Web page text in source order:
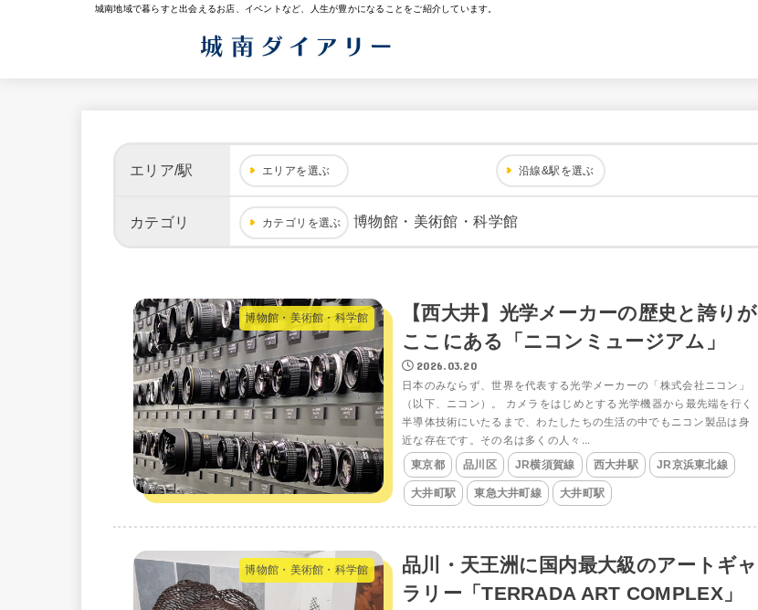
城南地域で暮らすと出会えるお店、イベントなど、人生が豊かになることをご紹介しています。
エリア/駅 エリアを選ぶ 沿線&駅を選ぶ
カテゴリ カテゴリを選ぶ 博物館・美術館・科学館
博物館・美術館・科学館
【西大井】光学メーカーの歴史と誇りが
ここにある「ニコンミュージアム」
2026.03.20
日本のみならず、世界を代表する光学メーカーの「株式会社ニコン」
（以下、ニコン）。 カメラをはじめとする光学機器から最先端を行く
半導体技術にいたるまで、わたしたちの生活の中でもニコン製品は身
近な存在です。その名は多くの人々...
東京都 品川区 JR横須賀線 西大井駅 JR京浜東北線
大井町駅 東急大井町線 大井町駅
博物館・美術館・科学館
品川・天王洲に国内最大級のアートギャ
ラリー「TERRADA ART COMPLEX」